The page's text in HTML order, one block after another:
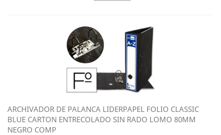
ARCHIVADOR DE PALANCA LIDERPAPEL FOLIO CLASSIC
BLUE CARTON ENTRECOLADO SIN RADO LOMO 80MM
NEGRO COMP